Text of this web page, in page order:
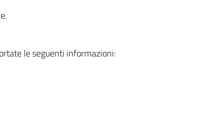
le seguenti informazioni: